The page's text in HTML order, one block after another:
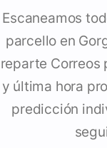
Escaneamos
parcello en
reparte Correos
y última hora
predicción